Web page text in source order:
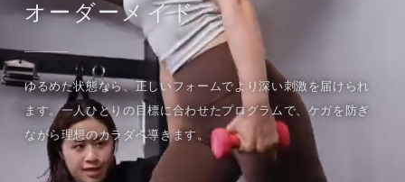
オーダーメイド
ゆるめた状態なら、正しいフォームでより深い刺激を届けられ
ます。一人ひとりの目標に合わせたプログラムで、ケガを防ぎ
ながら理想のカラダへ導きます。